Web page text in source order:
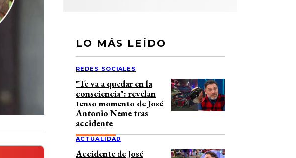
LO MÁS LEÍDO
REDES SOCIALES
"Te va a quedar en la
consciencia": revelan
tenso momento de José
Antonio Neme tras
accidente
ACTUALIDAD
Accidente de José